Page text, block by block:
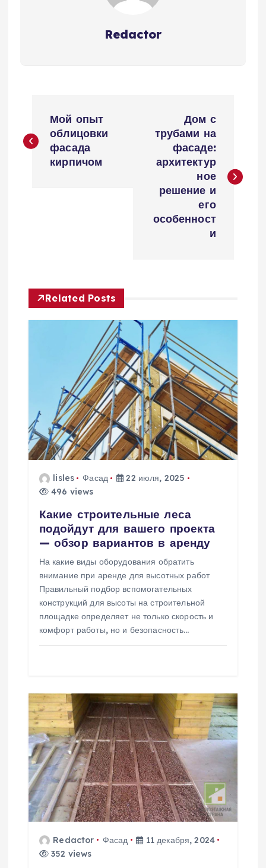
Redactor
а
ц
и
з
а
Мой опыт
облицовки
фасада
кирпичом
Дом с
трубами на
фасаде:
архитектур
ное
решение и
его
особенност
и
Related Posts
lisles Фасад
22 июля, 2025
496 views
Какие строительные леса
подойдут для вашего проекта
— обзор вариантов в аренду
На какие виды оборудования обратить
внимание при аренде для высотных работ
Правильный подбор вспомогательных
конструкций для высоты на строительной
площадке определяет не только скорость и
комфорт работы, но и безопасность…
Redactor Фасад
11 декабря, 2024
352 views